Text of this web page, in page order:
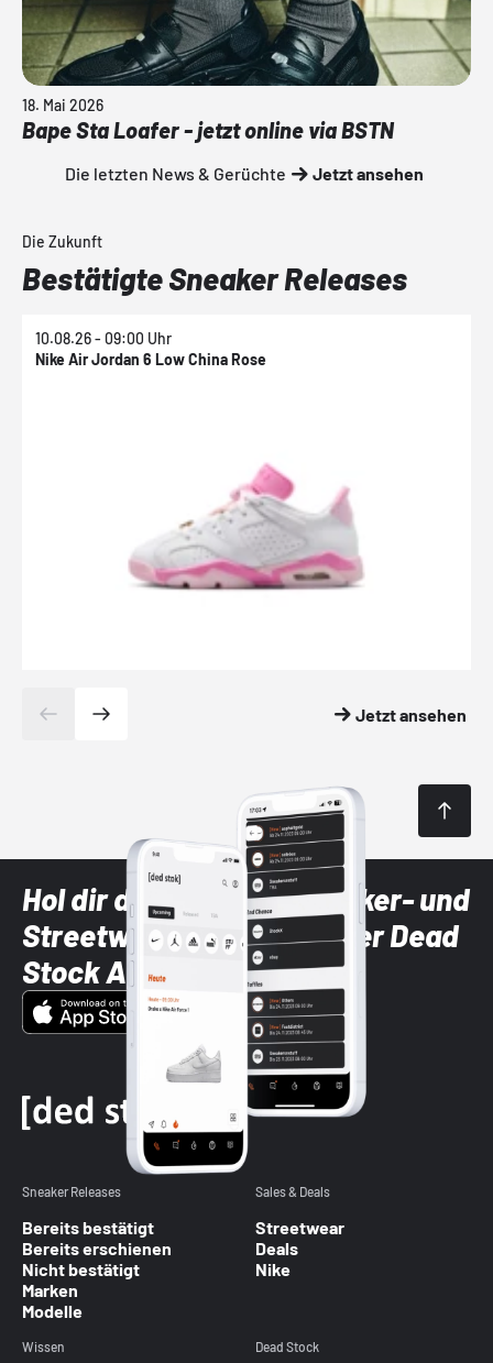
18. Mai 2026
Bape Sta Loafer - jetzt online via BSTN
Die letzten News & Gerüchte Jetzt ansehen
Die Zukunft
Bestätigte Sneaker Releases
10.08.26 - 09:00 Uhr
Nike Air Jordan 6 Low China Rose
Jetzt ansehen
Hol dir die neuesten Sneaker- und
Streetwear-Brands mit der Dead
Stock App
Sneaker Releases
Bereits bestätigt
Bereits erschienen
Nicht bestätigt
Marken
Modelle
Sales & Deals
Streetwear
Deals
Nike
Wissen Dead Stock